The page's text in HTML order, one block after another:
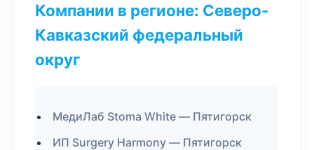
Компании в регионе: Северо-
Кавказский федеральный
округ
МедиЛаб Stoma White — Пятигорск
ИП Surgery Harmony — Пятигорск